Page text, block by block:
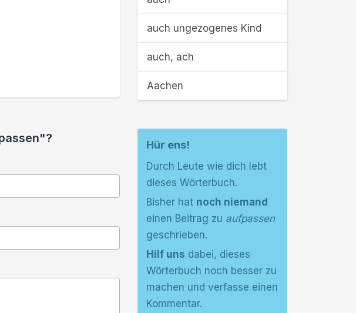
auch ungezogenes Kind
auch, ach
Aachen
Hür ens!
Durch Leute wie dich lebt
dieses Wörterbuch.
Bisher hat noch niemand
einen Beitrag zu aufpassen
geschrieben.
Hilf uns dabei, dieses
Wörterbuch noch besser zu
machen und verfasse einen
Kommentar.